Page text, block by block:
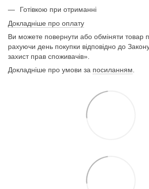
Готівкою при отриманні
Докладніше про оплату
Ви можете повернути або обміняти товар
рахуючи день покупки відповідно до
захист прав споживачів».
Докладніше про умови за посиланням.